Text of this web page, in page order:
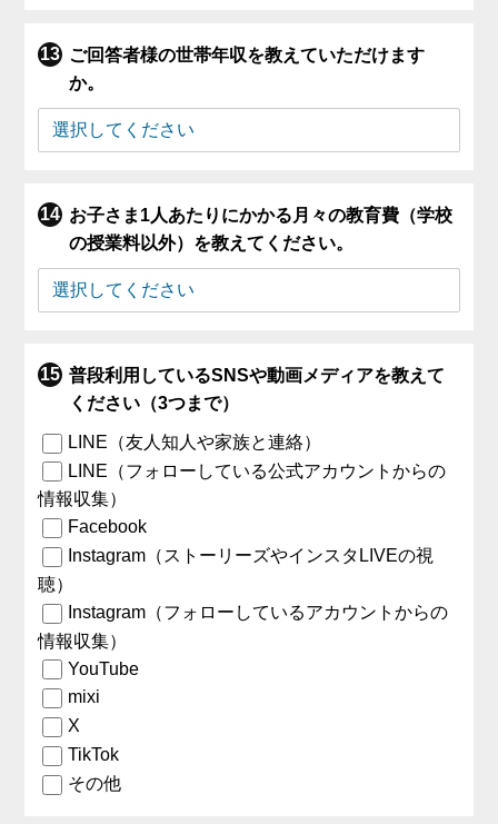
ご回答者様の世帯年収を教えていただけます
か。
お子さま1人あたりにかかる月々の教育費（学校
の授業料以外）を教えてください。
普段利用しているSNSや動画メディアを教えて
ください（3つまで）
LINE（友人知人や家族と連絡）
LINE（フォローしている公式アカウントからの
情報収集）
Facebook
Instagram（ストーリーズやインスタLIVEの視
聴）
Instagram（フォローしているアカウントからの
情報収集）
YouTube
mixi
X
TikTok
その他